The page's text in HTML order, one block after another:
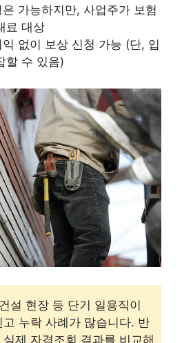
가능하지만, 사업주가 보험
료 대상
없이 보상 신청 가능 (단, 입
할 수 있음)
설 현장 등 단기 일용직이
누락 사례가 많습니다. 반
제 자격조회 결과를 비교해